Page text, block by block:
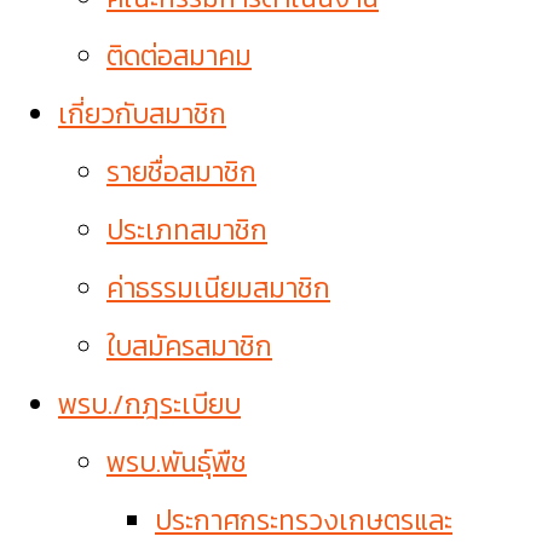
ติดต่อสมาคม
เกี่ยวกับสมาชิก
รายชื่อสมาชิก
ประเภทสมาชิก
ค่าธรรมเนียมสมาชิก
ใบสมัครสมาชิก
พรบ./กฎระเบียบ
พรบ.พันธุ์พืช
ประกาศกระทรวงเกษตรและ